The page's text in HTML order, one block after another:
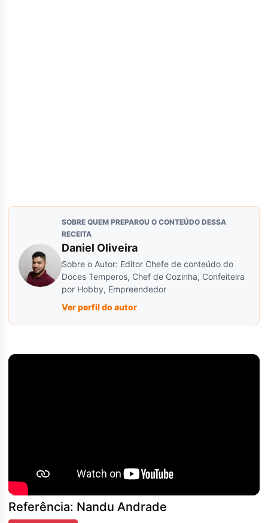
SOBRE QUEM PREPAROU O CONTEÚDO DESSA
RECEITA
Daniel Oliveira
Sobre o Autor: Editor Chefe de conteúdo do
Doces Temperos, Chef de Cozinha, Confeiteira
por Hobby, Empreendedor
Ver perfil do autor
Referência: Nandu Andrade